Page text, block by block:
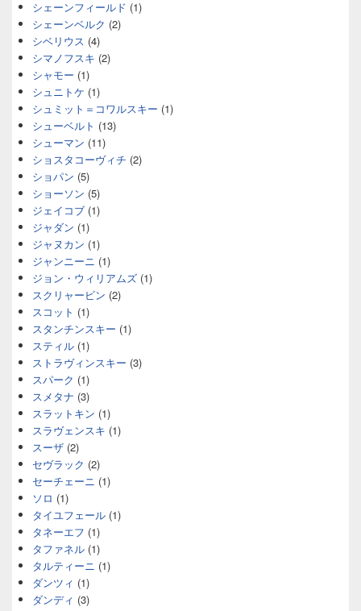
シェーンフィールド (1)
シェーンベルク (2)
シベリウス (4)
シマノフスキ (2)
シャモー (1)
シュニトケ (1)
シュミット＝コワルスキー (1)
シューベルト (13)
シューマン (11)
ショスタコーヴィチ (2)
ショパン (5)
ショーソン (5)
ジェイコブ (1)
ジャダン (1)
ジャヌカン (1)
ジャンニーニ (1)
ジョン・ウィリアムズ (1)
スクリャービン (2)
スコット (1)
スタンチンスキー (1)
スティル (1)
ストラヴィンスキー (3)
スパーク (1)
スメタナ (3)
スラットキン (1)
スラヴェンスキ (1)
スーザ (2)
セヴラック (2)
セーチェーニ (1)
ソロ (1)
タイユフェール (1)
タネーエフ (1)
タファネル (1)
タルティーニ (1)
ダンツィ (1)
ダンディ (3)